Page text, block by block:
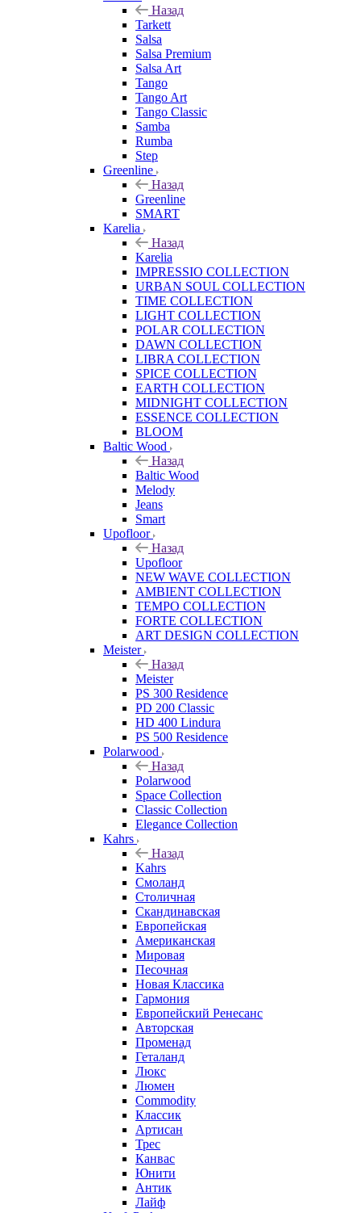
Назад
Tarkett
Salsa
Salsa Premium
Salsa Art
Tango
Tango Art
Tango Classic
Samba
Rumba
Step
Greenline
Назад
Greenline
SMART
Karelia
Назад
Karelia
IMPRESSIO COLLECTION
URBAN SOUL COLLECTION
TIME COLLECTION
LIGHT COLLECTION
POLAR COLLECTION
DAWN COLLECTION
LIBRA COLLECTION
SPICE COLLECTION
EARTH COLLECTION
MIDNIGHT COLLECTION
ESSENCE COLLECTION
BLOOM
Baltic Wood
Назад
Baltic Wood
Melody
Jeans
Smart
Upofloor
Назад
Upofloor
NEW WAVE COLLECTION
AMBIENT COLLECTION
TEMPO COLLECTION
FORTE COLLECTION
ART DESIGN COLLECTION
Meister
Назад
Meister
PS 300 Residence
PD 200 Classic
HD 400 Lindura
PS 500 Residence
Polarwood
Назад
Polarwood
Space Collection
Classic Collection
Elegance Collection
Kahrs
Назад
Kahrs
Смоланд
Столичная
Скандинавская
Европейская
Американская
Мировая
Песочная
Новая Классика
Гармония
Европейский Ренесанс
Авторская
Променад
Геталанд
Люкс
Люмен
Commodity
Классик
Артисан
Трес
Канвас
Юнити
Антик
Лайф